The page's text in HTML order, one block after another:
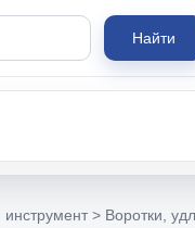
Найти
> Воротки,